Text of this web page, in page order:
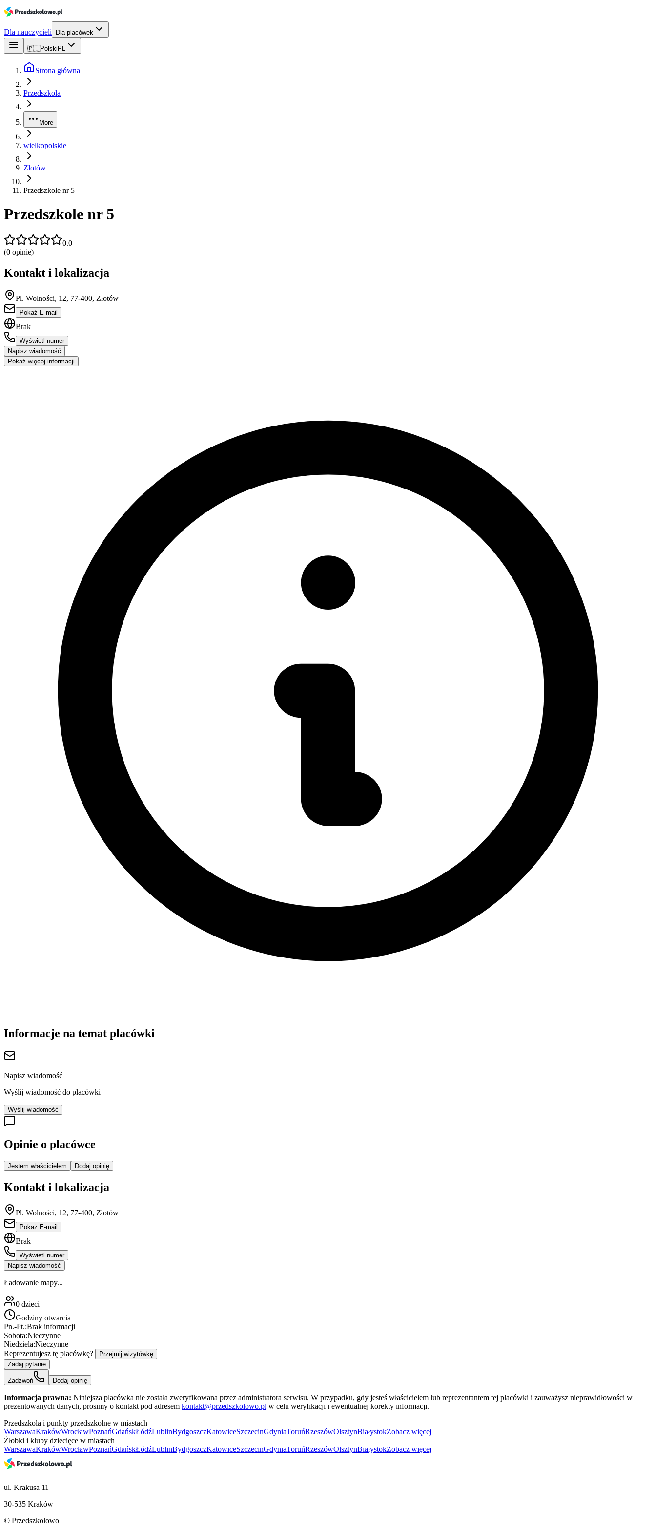
Dla nauczycieli Dla placówek
🇵🇱Polski PL
Strona główna
Przedszkola
More
wielkopolskie
Złotów
Przedszkole nr 5
Przedszkole nr 5
0.0
(0 opinie)
Kontakt i lokalizacja
Pl. Wolności, 12, 77-400, Złotów
Pokaż E-mail
Brak
Wyświetl numer
Napisz wiadomość
Pokaż więcej informacji
Informacje na temat placówki
Napisz wiadomość
Wyślij wiadomość do placówki
Wyślij wiadomość
Opinie o placówce
Jestem właścicielem Dodaj opinię
Kontakt i lokalizacja
Pl. Wolności, 12, 77-400, Złotów
Pokaż E-mail
Brak
Wyświetl numer
Napisz wiadomość
Ładowanie mapy...
0 dzieci
Godziny otwarcia
Pn.-Pt.:Brak informacji
Sobota:Nieczynne
Niedziela:Nieczynne
Reprezentujesz tę placówkę?
Przejmij wizytówkę
Zadaj pytanie
Zadzwoń Dodaj opinię
Informacja prawna: Niniejsza placówka nie została zweryfikowana przez administratora serwisu. W przypadku, gdy jesteś właścicielem lub reprezentantem tej placówki i zauważysz nieprawidłowości w
prezentowanych danych, prosimy o kontakt pod adresem kontakt@przedszkolowo.pl w celu weryfikacji i ewentualnej korekty informacji.
Przedszkola i punkty przedszkolne w miastach
WarszawaKrakówWrocławPoznańGdańskŁódźLublinBydgoszczKatowiceSzczecinGdyniaToruńRzeszówOlsztynBiałystokZobacz więcej
Żłobki i kluby dziecięce w miastach
WarszawaKrakówWrocławPoznańGdańskŁódźLublinBydgoszczKatowiceSzczecinGdyniaToruńRzeszówOlsztynBiałystokZobacz więcej
ul. Krakusa 11
30-535 Kraków
© Przedszkolowo